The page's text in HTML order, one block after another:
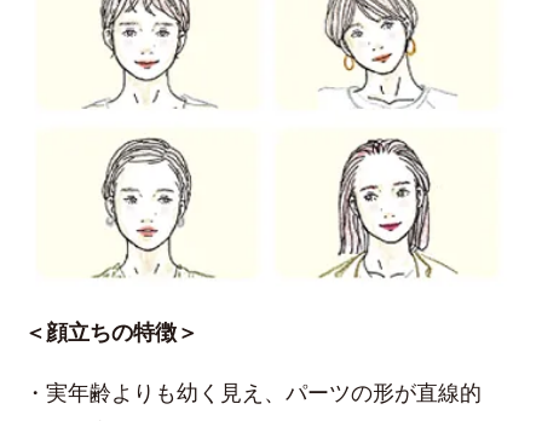
＜顔立ちの特徴＞
・実年齢よりも幼く見え、パーツの形が直線的